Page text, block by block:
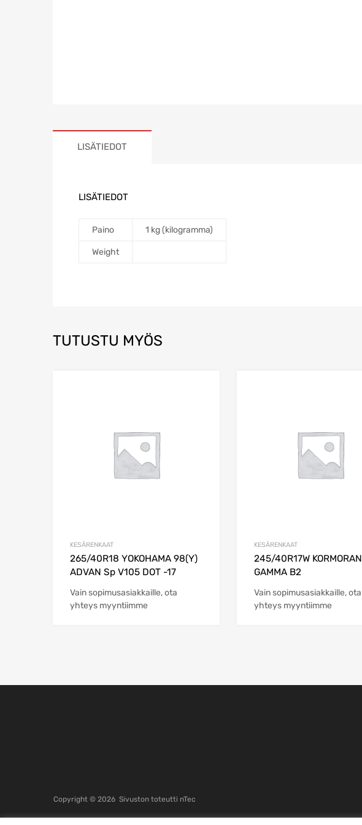
LISÄTIEDOT
LISÄTIEDOT
Paino 1 kg (kilogramma)
Weight
TUTUSTU MYÖS
KESÄRENKAAT
265/40R18 YOKOHAMA 98(Y)
ADVAN Sp V105 DOT -17
Vain sopimusasiakkaille, ota
yhteys myyntiimme
KESÄRENKAAT
245/40R17W KORMORAN
GAMMA B2
Vain sopimusasiakkaille, ota
yhteys myyntiimme
Copyright © 2026 Sivuston toteutti nTec